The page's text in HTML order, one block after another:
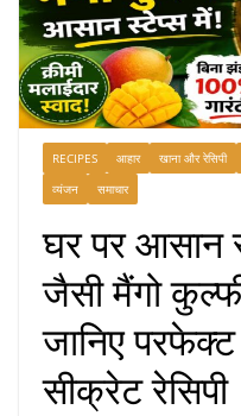
RECIPES आहार खाना और रेसिपी
व्यंजन
समाचार
घर पर आसान
जैसी मैंगो
जानिए
सीक्रेट रेसिपी